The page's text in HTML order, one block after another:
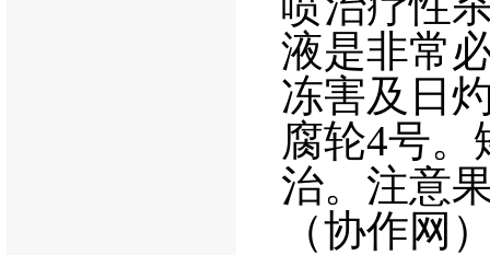
液是非常
冻害及日
腐轮4号。
治。注意
（协作网